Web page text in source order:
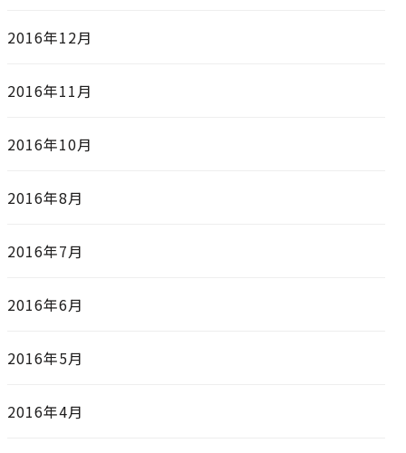
2016年12月
2016年11月
2016年10月
2016年8月
2016年7月
2016年6月
2016年5月
2016年4月